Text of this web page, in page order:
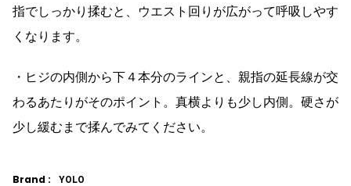
指でしっかり揉むと、ウエスト回りが広がって呼吸しやす
くなります。
・ヒジの内側から下４本分のラインと、親指の延長線が交
わるあたりがそのポイント。真横よりも少し内側。硬さが
少し緩むまで揉んでみてください。
Brand : YOLO